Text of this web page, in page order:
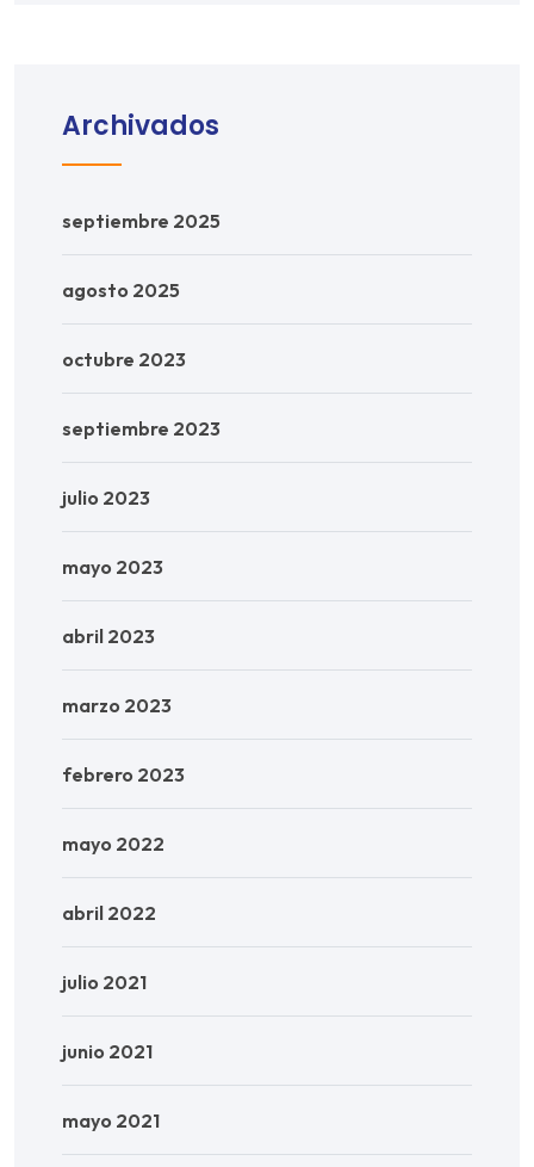
Archivados
septiembre 2025
agosto 2025
octubre 2023
septiembre 2023
julio 2023
mayo 2023
abril 2023
marzo 2023
febrero 2023
mayo 2022
abril 2022
julio 2021
junio 2021
mayo 2021